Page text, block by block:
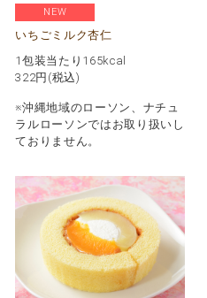
NEW
いちごミルク杏仁
1包装当たり165kcal
322円(税込)
※沖縄地域のローソン、ナチュ
ラルローソンではお取り扱いし
ておりません。